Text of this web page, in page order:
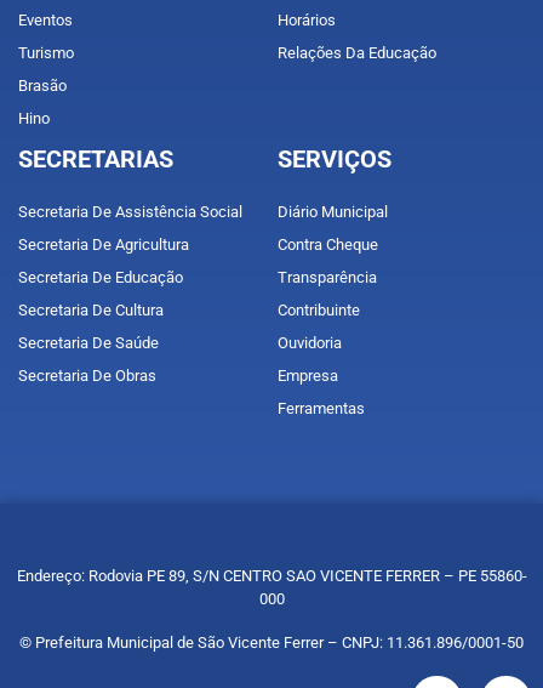
Eventos
Turismo
Brasão
Hino
Horários
Relações Da Educação
SECRETARIAS
Secretaria De Assistência Social
Secretaria De Agricultura
Secretaria De Educação
Secretaria De Cultura
Secretaria De Saúde
Secretaria De Obras
SERVIÇOS
Diário Municipal
Contra Cheque
Transparência
Contribuinte
Ouvidoria
Empresa
Ferramentas
Endereço: Rodovia PE 89, S/N CENTRO SAO VICENTE FERRER – PE 55860-
000
© Prefeitura Municipal de São Vicente Ferrer – CNPJ: 11.361.896/0001-50